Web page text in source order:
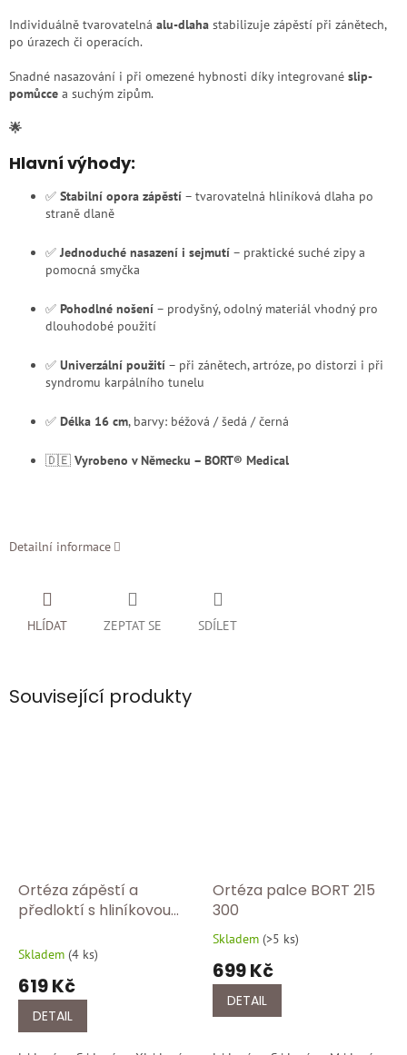
Individuálně tvarovatelná alu-dlaha stabilizuje zápěstí při zánětech,
po úrazech či operacích.
Snadné nasazování i při omezené hybnosti díky integrované slip-
pomůcce a suchým zipům.
🌟
Hlavní výhody:
✅ Stabilní opora zápěstí – tvarovatelná hliníková dlaha po
straně dlaně
✅Jednoduché nasazení i sejmutí – praktické suché zipy a
pomocná smyčka
✅ Pohodlné nošení – prodyšný, odolný materiál vhodný pro
dlouhodobé použití
✅ Univerzální použití – při zánětech, artróze, po distorzi i při
syndromu karpálního tunelu
✅ Délka 16 cm, barvy: béžová / šedá / černá
🇩🇪 Vyrobeno v Německu – BORT® Medical
Detailní informace
ZEPTAT SE
HLÍDAT SDÍLET
Související produkty
Ortéza zápěstí a
předloktí s hliníkovou
Skladem (4 ks)
619 Kč
DETAIL
Ortéza palce BORT 215
300
Průměrné
produktu
5,0
Skladem (>5 ks)
699 Kč
DETAIL